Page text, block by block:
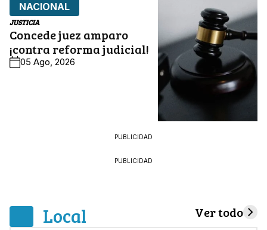
NACIONAL
JUSTICIA
Concede juez amparo
¡contra reforma judicial!
05 Ago, 2026
PUBLICIDAD
PUBLICIDAD
Local Ver todo